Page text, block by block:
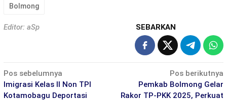
Bolmong
Editor: aSp SEBARKAN
Navigasi
pos
Pos sebelumnya
Imigrasi Kelas II Non TPI
Kotamobagu Deportasi
Pos berikutnya
Pemkab Bolmong Gelar
Rakor TP-PKK 2025, Perkuat